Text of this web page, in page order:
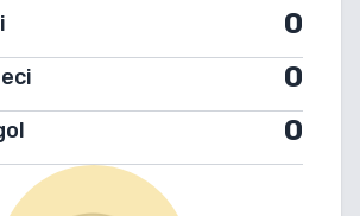
0
0
0